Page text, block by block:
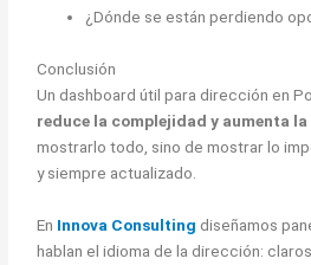
¿Dónde se están perdiendo
Conclusión
Un dashboard útil para dirección en
reduce la complejidad y aumenta
mostrarlo todo, sino de mostrar lo
y siempre actualizado.
En Innova Consulting diseñamos
hablan el idioma de la dirección: